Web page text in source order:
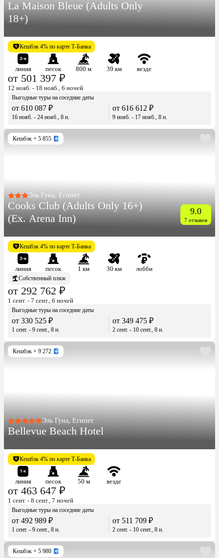
La Maison Bleue (Adults Only
18+)
Кешбэк 4% по карте Т-Банка
линия песок 800 м 39 км везде
от 501 397 ₽
12 нояб. - 18 нояб., 6 ночей
Выгодные туры на соседние даты
от 610 087 ₽
16 нояб. - 24 нояб., 8 н.
от 616 612 ₽
9 нояб. - 17 нояб., 8 н.
Кешбэк + 5 855
Эль Гуна, Египет
Cooks Club (Adults Only 16+)
(Ex. Arena Inn)
9.0
7 отзывов
Кешбэк 4% по карте Т-Банка
линия песок 1 км 30 км
лобби
Собственный пляж
от 292 762 ₽
1 сент. - 7 сент., 6 ночей
Выгодные туры на соседние даты
от 330 525 ₽
1 сент. - 9 сент., 8 н.
от 349 475 ₽
2 сент. - 10 сент., 8 н.
Кешбэк + 9 272
Эль Гуна, Египет
Bellevue Beach Hotel
Кешбэк 4% по карте Т-Банка
линия песок 50 м везде
от 463 647 ₽
1 сент. - 8 сент., 7 ночей
Выгодные туры на соседние даты
от 492 989 ₽
1 сент. - 9 сент., 8 н.
от 511 709 ₽
2 сент. - 10 сент., 8 н.
Кешбэк + 5 980